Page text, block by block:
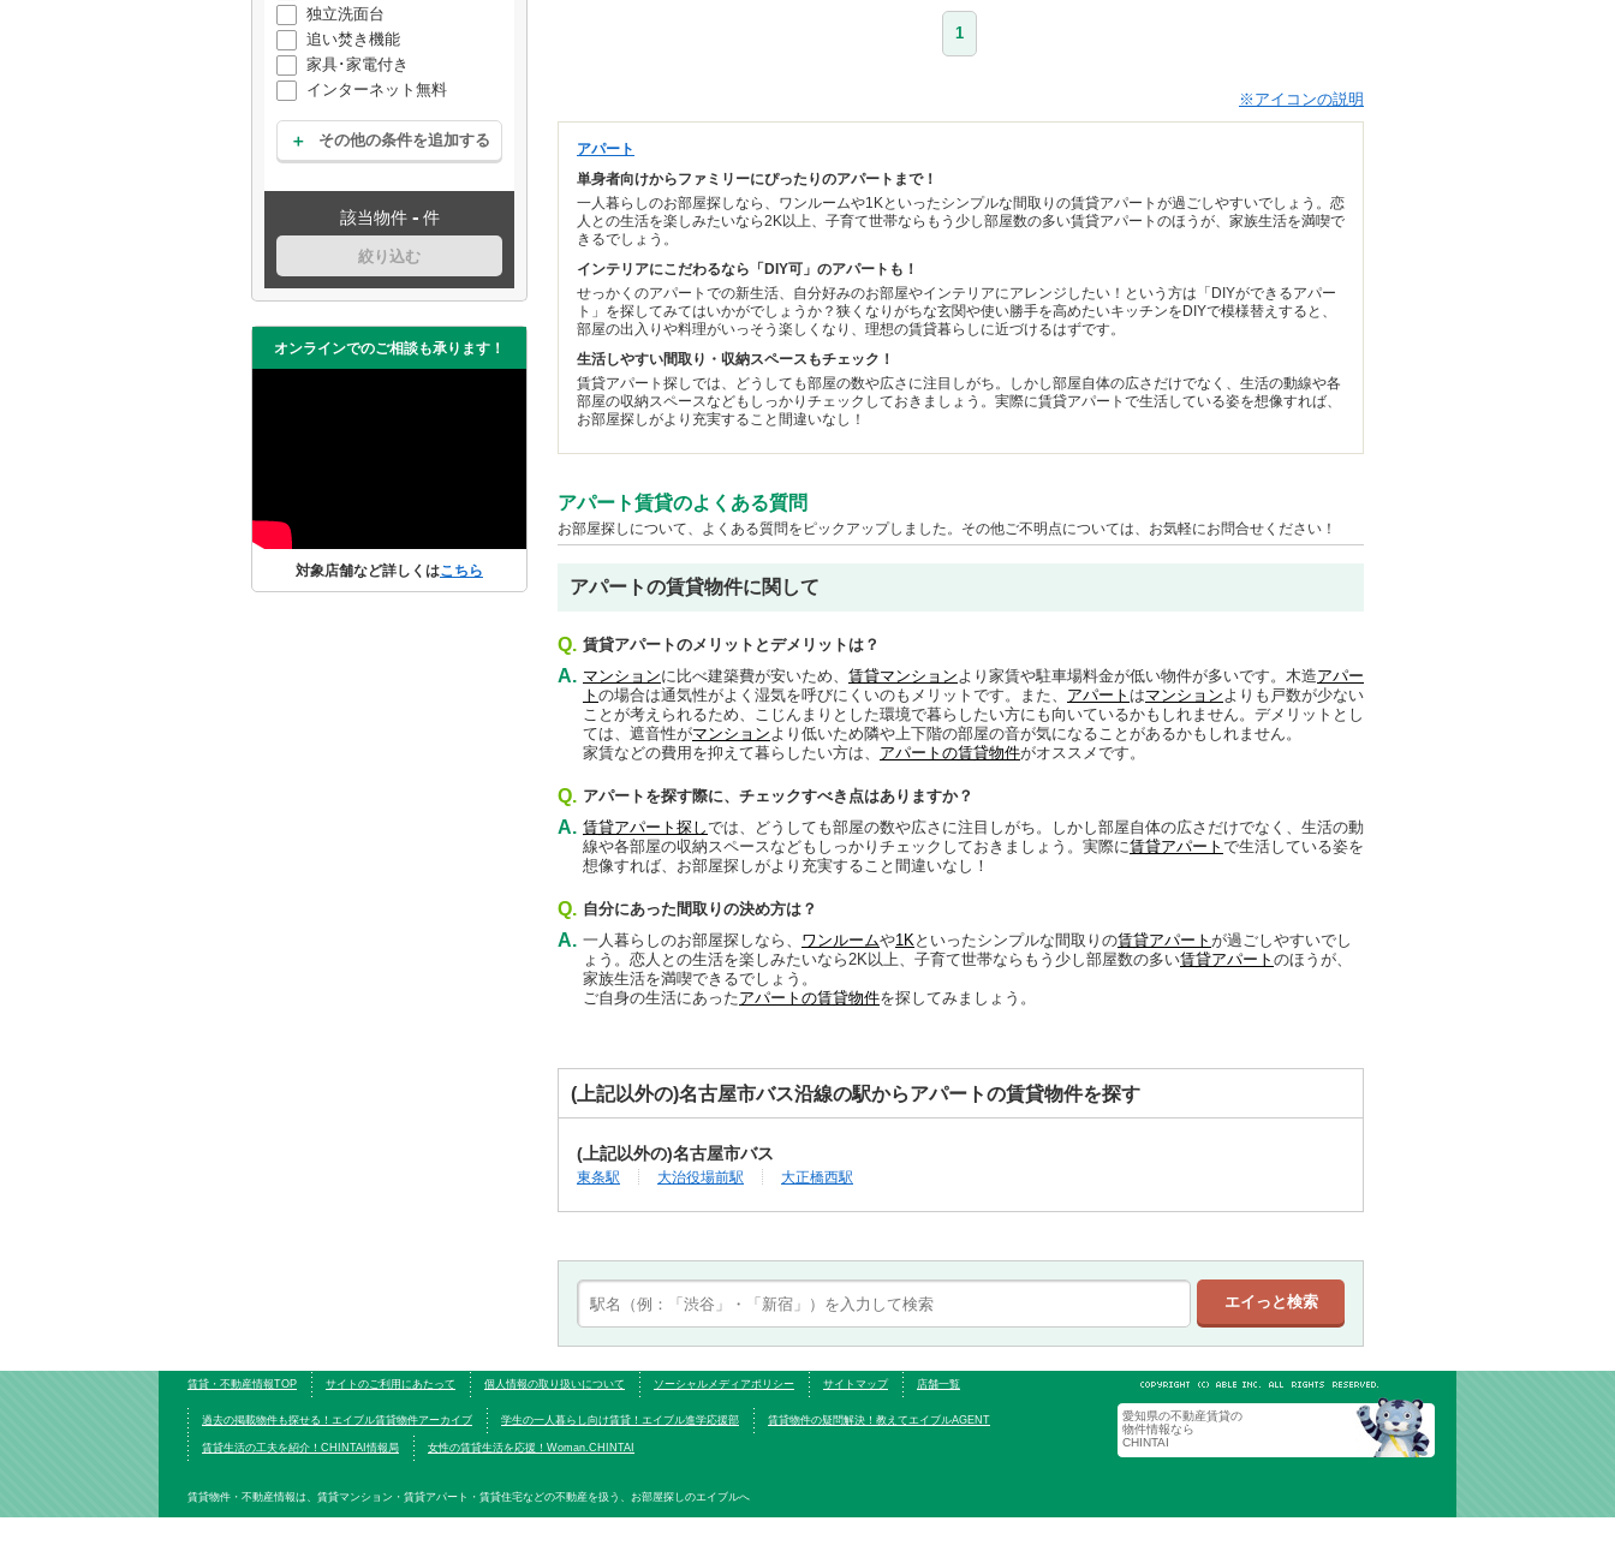
独立洗面台
追い焚き機能
家具･家電付き
インターネット無料
その他の条件を追加する
該当物件 - 件
絞り込む
オンラインでのご相談も承ります！
対象店舗など詳しくはこちら
1
※アイコンの説明
アパート
単身者向けからファミリーにぴったりのアパートまで！
一人暮らしのお部屋探しなら、ワンルームや1Kといったシンプルな間取りの賃貸アパートが過ごしやすいでしょう。恋
人との生活を楽しみたいなら2K以上、子育て世帯ならもう少し部屋数の多い賃貸アパートのほうが、家族生活を満喫で
きるでしょう。
インテリアにこだわるなら「DIY可」のアパートも！
せっかくのアパートでの新生活、自分好みのお部屋やインテリアにアレンジしたい！という方は「DIYができるアパー
ト」を探してみてはいかがでしょうか？狭くなりがちな玄関や使い勝手を高めたいキッチンをDIYで模様替えすると、
部屋の出入りや料理がいっそう楽しくなり、理想の賃貸暮らしに近づけるはずです。
生活しやすい間取り・収納スペースもチェック！
賃貸アパート探しでは、どうしても部屋の数や広さに注目しがち。しかし部屋自体の広さだけでなく、生活の動線や各
部屋の収納スペースなどもしっかりチェックしておきましょう。実際に賃貸アパートで生活している姿を想像すれば、
お部屋探しがより充実すること間違いなし！
アパート賃貸のよくある質問
お部屋探しについて、よくある質問をピックアップしました。その他ご不明点については、お気軽にお問合せください！
アパートの賃貸物件に関して
Q. 賃貸アパートのメリットとデメリットは？
A. マンションに比べ建築費が安いため、 賃貸マンションより家賃や駐車場料金が低い物件が多いです。木造アパー
ト の場合は通気性がよく湿気を呼びにくいのもメリットです。また、 アパート はマンションよりも戸数が少ない
ことが考えられるため、こじんまりとした環境で暮らしたい方にも向いているかもしれません。デメリットとし
ては、遮音性がマンションより低いため隣や上下階の部屋の音が気になることがあるかもしれません。
家賃などの費用を抑えて暮らしたい方は、 アパートの賃貸物件がオススメです。
Q. アパートを探す際に、チェックすべき点はありますか？
A. 賃貸アパート探しでは、どうしても部屋の数や広さに注目しがち。しかし部屋自体の広さだけでなく、生活の動
線や各部屋の収納スペースなどもしっかりチェックしておきましょう。実際に賃貸アパート で生活している姿を
想像すれば、お部屋探しがより充実すること間違いなし！
Q. 自分にあった間取りの決め方は？
A. 一人暮らしのお部屋探しなら、 ワンルームや1Kといったシンプルな間取りの賃貸アパート が過ごしやすいでし
ょう。恋人との生活を楽しみたいなら2K以上、子育て世帯ならもう少し部屋数の多い賃貸アパート のほうが、
家族生活を満喫できるでしょう。
ご自身の生活にあったアパートの賃貸物件を探してみましょう。
(上記以外の)名古屋市バス沿線の駅からアパートの賃貸物件を探す
(上記以外の)名古屋市バス
東条駅 大治役場前駅 大正橋西駅
賃貸・不動産情報TOP サイトのご利用にあたって 個人情報の取り扱いについて ソーシャルメディアポリシー サイトマップ 店舗一覧
過去の掲載物件も探せる！エイブル賃貸物件アーカイブ 学生の一人暮らし向け賃貸！エイブル進学応援部 賃貸物件の疑問解決！教えてエイブルAGENT
賃貸生活の工夫を紹介！CHINTAI情報局 女性の賃貸生活を応援！Woman.CHINTAI
賃貸物件・不動産情報は、賃貸マンション・賃貸アパート・賃貸住宅などの不動産を扱う、お部屋探しのエイブルへ
愛知県の不動産賃貸の
物件情報なら
CHINTAI